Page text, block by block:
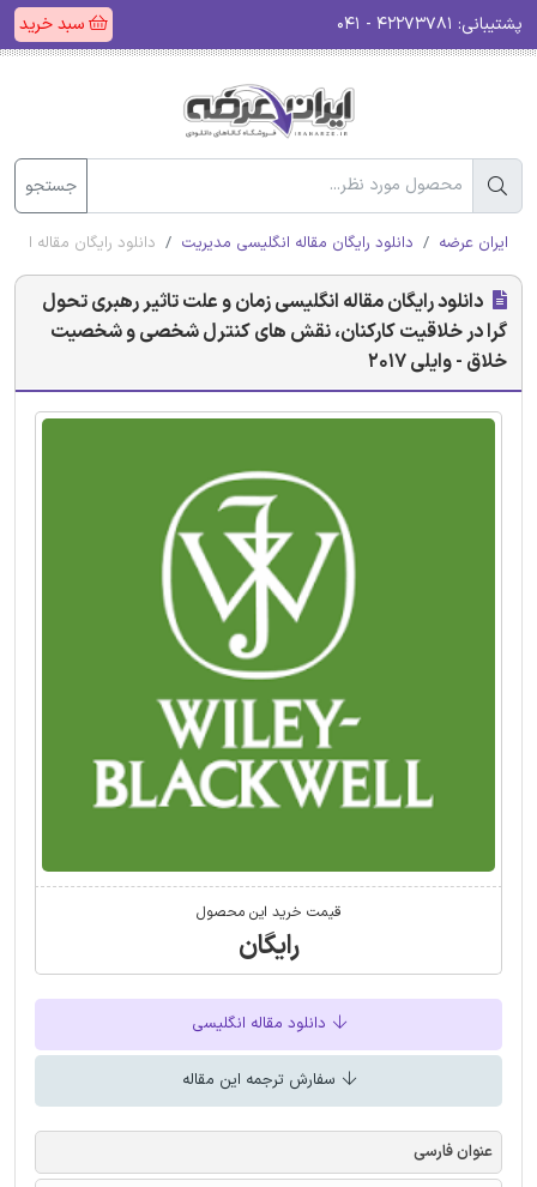
پشتیبانی: سبد خرید
جستجو
ایران عرضه دانلود رایگان مقاله انگلیسی مدیریت دانلود رایگان مقاله
دانلود رایگان مقاله انگلیسی زمان و علت تاثیر رهبری تحول
گرا در خلاقیت کارکنان، نقش های کنترل شخصی و شخصیت
خلاق - وایلی 2017
قیمت خرید این محصول
رایگان
دانلود مقاله انگلیسی
سفارش ترجمه این مقاله
عنوان فارسی